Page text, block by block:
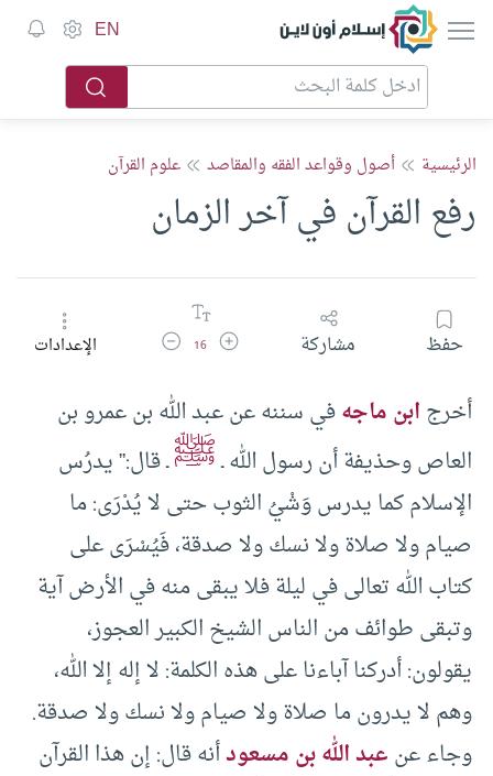
إسلام أون لاين EN
الرئيسية أصول وقواعد الفقه والمقاصد علوم القرآن
رفع القرآن في آخر الزمان
حفظ مشاركة زيادة حجم الخط
16 تقليل حجم الخطالإعدادات
أخرجابن ماجهفي سننه عن عبد الله بن عمرو بن
العاص وحذيفة أن رسول الله ـﷺـ قال:” يدرُس
الإسلام كما يدرس وَشْيُ الثوب حتى لا يُدْرَى: ما
صيام ولا صلاة ولا نسك ولا صدقة، فَيُسْرَى على
كتاب الله تعالى في ليلة فلا يبقى منه في الأرض آية
وتبقى طوائف من الناس الشيخ الكبير العجوز،
يقولون: أدركنا آباءنا على هذه الكلمة: لا إله إلا الله،
وهم لا يدرون ما صلاة ولا صيام ولا نسك ولا صدقة.
وجاء عنعبد الله بن مسعودأنه قال: إن هذا القرآن